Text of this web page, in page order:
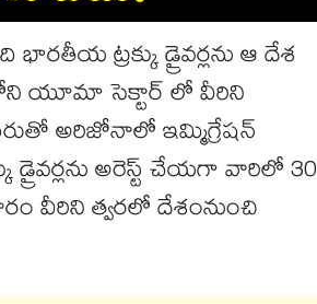
ట్రక్కు డ్రైవర్లను ఆ దేశ
యూమా సెక్టార్ లో వీరిని
అరిజోనాలో ఇమ్మిగ్రేషన్
డ్రైవర్లను అరెస్ట్ చేయగా వారిలో 30
వీరిని త్వరలో దేశంనుంచి